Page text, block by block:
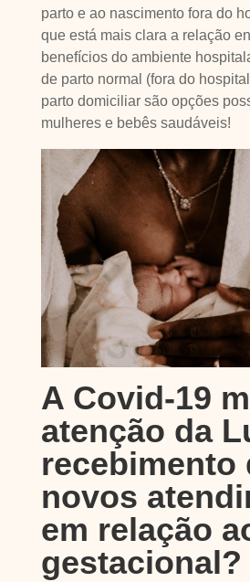
parto e ao nascimento fora do
que está mais clara a relação
benefícios do ambiente
de parto normal (fora do
parto domiciliar são opções
mulheres e bebês saudáveis!
A Covid-19
atenção da
recebimento
novos
em relação
gestacional?